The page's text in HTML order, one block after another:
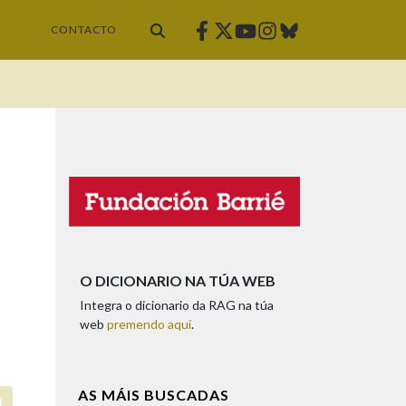
CONTACTO Facebook
Twitter
Youtube
Instagram
Bluesky
O DICIONARIO NA TÚA WEB
Integra o dicionario da RAG na túa
web premendo aquí.
AS MÁIS BUSCADAS